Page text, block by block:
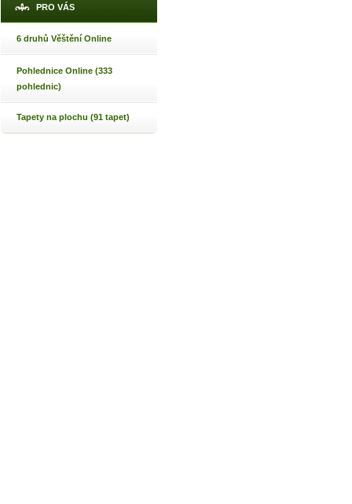
PRO VÁS
6 druhů Věštění Online
Pohlednice Online (333
pohlednic)
Tapety na plochu (91 tapet)